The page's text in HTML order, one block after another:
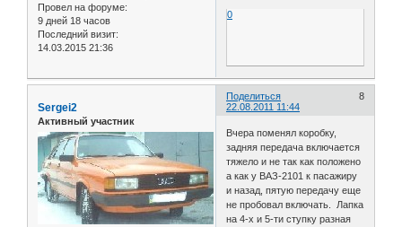
Провел на форуме:
9 дней 18 часов
Последний визит:
14.03.2015 21:36
0
Поделиться
8
22.08.2011 11:44
Sergei2
Активный участник
Вчера поменял коробку,
задняя передача включается
тяжело и не так как положено
а как у ВАЗ-2101 к пасажиру
и назад, пятую передачу еще
не пробовал включать. Лапка
на 4-х и 5-ти ступку разная